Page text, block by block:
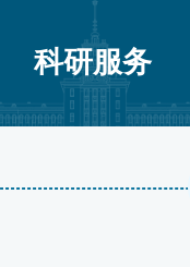
科研服务